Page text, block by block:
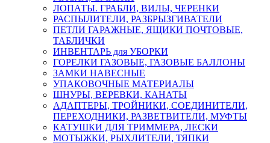
ЛОПАТЫ. ГРАБЛИ, ВИЛЫ, ЧЕРЕНКИ
РАСПЫЛИТЕЛИ, РАЗБРЫЗГИВАТЕЛИ
ПЕТЛИ ГАРАЖНЫЕ, ЯЩИКИ ПОЧТОВЫЕ,
ТАБЛИЧКИ
ИНВЕНТАРЬ для УБОРКИ
ГОРЕЛКИ ГАЗОВЫЕ, ГАЗОВЫЕ БАЛЛОНЫ
ЗАМКИ НАВЕСНЫЕ
УПАКОВОЧНЫЕ МАТЕРИАЛЫ
ШНУРЫ, ВЕРЕВКИ, КАНАТЫ
АДАПТЕРЫ, ТРОЙНИКИ, СОЕДИНИТЕЛИ,
ПЕРЕХОДНИКИ, РАЗВЕТВИТЕЛИ, МУФТЫ
КАТУШКИ ДЛЯ ТРИММЕРА, ЛЕСКИ
МОТЫЖКИ, РЫХЛИТЕЛИ, ТЯПКИ